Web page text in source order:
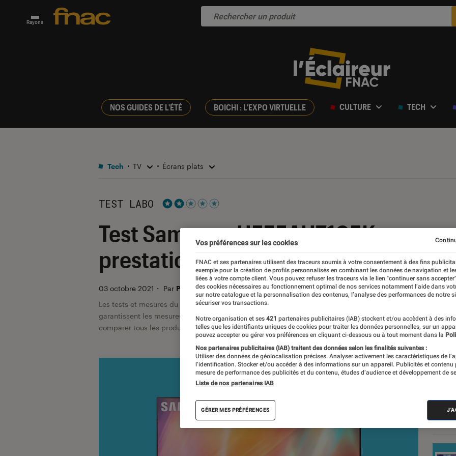
Rayons
NOS GUIDES DE L'ÉTÉ BOICHI : L'EXPO VIRTUELLE CULTURE TECH
Tech TV Écrans plats
TEST LABO
Test Samsung UE55AU7105K : un
prestations/prix intéressant malgré
03 octobre 2021 ・ Par Pierre Blanc, Driss Abdi
Les tests et mesures du Labo Fnac sont réalisés en toute indépendance du commerce ou des fabricants
garantissent les mesures grâce à leur expertise, et aux équipements de mesures les plus précis. Pour en
comparer tous les produits, visitez notrecomparateur.
VOIR
Vos préférences sur les cookies
FNAC et ses partenaires utilisent des traceurs soumis à votre consentement à des fins
exemple pour la création de profils personnalisés en combinant les données de navigation et
liées à votre compte client. Vous pouvez refuser les traceurs via le lien "continuer sans
des cookies nécessaires au fonctionnement optimal de nos services notamment l’aide dans
sur notre catalogue et la personnalisation des contenus, l’analyse des performances de notre
sécuriser vos transactions.
Notre organisation et ses 421 partenaires publicitaires (IAB) stockent et/ou accèdent à des
telles que les identifiants uniques de cookies pour traiter les données personnelles, sur un
pouvez accepter ou gérer vos préférences en cliquant ci-dessous ou à tout moment dans la
Nos partenaires publicitaires (IAB) traitent des données selon les finalités suivantes :
Utiliser des données de géolocalisation précises. Analyser activement les caractéristiques de
l’identification. Stocker et/ou accéder à des informations sur un appareil. Publicités et contenu
mesure de performance des publicités et du contenu, études d’audience et développement de
Liste de nos partenaires IAB
GÉRER MES PRÉFÉRENCES